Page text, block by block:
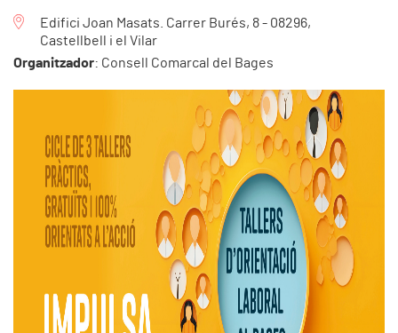
Edifici Joan Masats. Carrer Burés, 8 - 08296,
Castellbell i el Vilar
Organitzador: Consell Comarcal del Bages